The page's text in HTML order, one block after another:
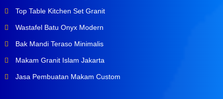
Top Table Kitchen Set Granit
Wastafel Batu Onyx Modern
Bak Mandi Teraso Minimalis
Makam Granit Islam Jakarta
Jasa Pembuatan Makam Custom